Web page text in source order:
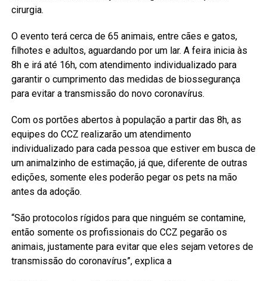
cirurgia.
O evento terá cerca de 65 animais, entre cães e gatos,
filhotes e adultos, aguardando por um lar. A feira inicia às
8h e irá até 16h, com atendimento individualizado para
garantir o cumprimento das medidas de biossegurança
para evitar a transmissão do novo coronavírus.
Com os portões abertos à população a partir das 8h, as
equipes do CCZ realizarão um atendimento
individualizado para cada pessoa que estiver em busca de
um animalzinho de estimação, já que, diferente de outras
edições, somente eles poderão pegar os pets na mão
antes da adoção.
“São protocolos rígidos para que ninguém se contamine,
então somente os profissionais do CCZ pegarão os
animais, justamente para evitar que eles sejam vetores de
transmissão do coronavírus”, explica a